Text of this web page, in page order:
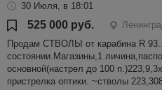
30 Июля, в 18:01
525 000 руб.
Продам СТВОЛЫ от карабина R
состоянии.Магазины,1
основной(настрел до 100
пристрелка оптики. ~стволы